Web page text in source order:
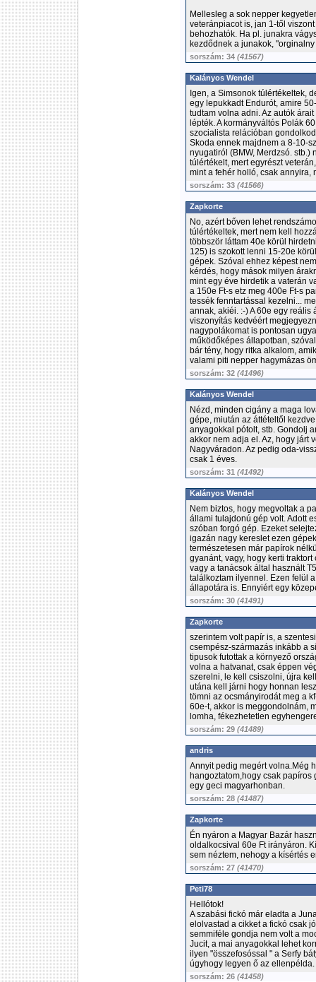
Mellesleg a sok nepper
veteránpiacot is, jan 1-től
behozhatók. Ha pl. junakra
kezdődnek a junakok,
sorszám: 34 (41567)
Kalányos Wendel
Igen, a Simsonok túlértékeltek,
egy lepukkadt Endurót, amire
tudtam volna adni. Az autók
lépték. A kormányváltós Polák
szocialista relációban
Skoda ennek majdnem a 8-10-
nyugatiról (BMW, Merdzsó. stb.)
túlértékelt, mert egyrészt
mint a fehér holló, csak annyira,
sorszám: 33 (41566)
Zapkorte
No, azért bőven lehet
túlértékeltek, mert nem kell
többször láttam 40e körül
125) is szokott lenni 15-20e
gépek. Szóval ehhez képest
kérdés, hogy mások milyen
mint egy éve hirdetik a vaterán
a 150e Ft-s etz meg 400e Ft-s
tessék fenntartással kezelni...
annak, akiéi. :-) A 60e egy reális
viszonyítás kedvéért
nagypolákomat is pontosan
működőképes állapotban,
bár tény, hogy ritka alkalom,
valami piti nepper hagymázas
sorszám: 32 (41496)
Kalányos Wendel
Nézd, minden cigány a maga
gépe, miután az áttételtől
anyagokkal pótolt, stb. Gondolj
akkor nem adja el. Az, hogy járt
Nagyváradon. Az pedig oda-
csak 1 éves.
sorszám: 31 (41492)
Kalányos Wendel
Nem biztos, hogy megvoltak a
állami tulajdonú gép volt. Adott
szóban forgó gép. Ezeket
igazán nagy kereslet ezen
természetesen már papírok
gyanánt, vagy, hogy kerti
vagy a tanácsok által használt
találkoztam ilyennel. Ezen felül
állapotára is. Ennyiért egy
sorszám: 30 (41491)
Zapkorte
szerintem volt papír is, a
csempész-származás inkább a
tipusok futottak a környező
volna a hatvanat, csak éppen
szerelni, le kell csiszolni, újra
utána kell járni hogy honnan
tömni az ocsmányirodát meg a
60e-t, akkor is meggondolnám,
lomha, fékezhetetlen
sorszám: 29 (41489)
andris
Annyit pedig megért volna.Még
hangoztatom,hogy csak
egy geci magyarhonban.
sorszám: 28 (41487)
Zapkorte
Én nyáron a Magyar Bazár
oldalkocsival 60e Ft irányáron.
sem néztem, nehogy a kísértés
sorszám: 27 (41470)
Peti78
Hellótok!
A szabási fickó már eladta a
elolvastad a cikket a fickó csak
semmiféle gondja nem volt a
Jucit, a mai anyagokkal lehet
ilyen "összefosóssal " a Serfy
úgyhogy legyen ő az ellenpélda.
sorszám: 26 (41458)